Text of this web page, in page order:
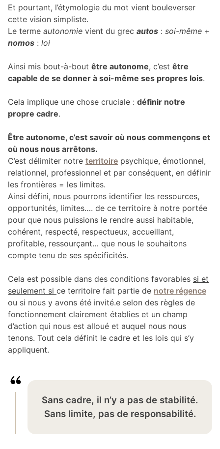
Et pourtant, l’étymologie du mot vient bouleverser
cette vision simpliste.
Le terme autonomie vient du grec autos : soi-même +
nomos : loi
Ainsi mis bout-à-bout être autonome, c’est être
capable de se donner à soi-même ses propres lois.
Cela implique une chose cruciale : définir notre
propre cadre.
Être autonome, c’est savoir où nous commençons et
où nous nous arrêtons.
C’est délimiter notre territoire psychique, émotionnel,
relationnel, professionnel et par conséquent, en définir
les frontières = les limites.
Ainsi défini, nous pourrons identifier les ressources,
opportunités, limites…. de ce territoire à notre portée
pour que nous puissions le rendre aussi habitable,
cohérent, respecté, respectueux, accueillant,
profitable, ressourçant… que nous le souhaitons
compte tenu de ses spécificités.
Cela est possible dans des conditions favorables si et
seulement si ce territoire fait partie de notre régence
ou si nous y avons été invité.e selon des règles de
fonctionnement clairement établies et un champ
d’action qui nous est alloué et auquel nous nous
tenons. Tout cela définit le cadre et les lois qui s’y
appliquent.
Sans cadre, il n’y a pas de stabilité.
Sans limite, pas de responsabilité.